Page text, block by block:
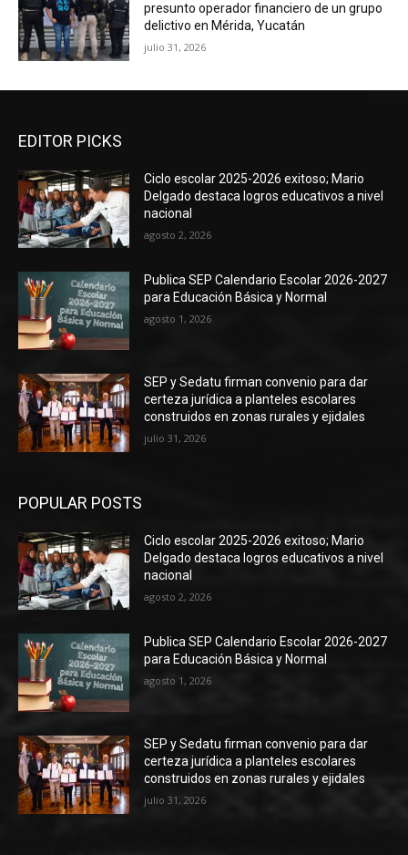
presunto operador financiero de un grupo
delictivo en Mérida, Yucatán
julio 31, 2026
EDITOR PICKS
Ciclo escolar 2025-2026 exitoso; Mario
Delgado destaca logros educativos a nivel
nacional
agosto 2, 2026
Publica SEP Calendario Escolar 2026-2027
para Educación Básica y Normal
agosto 1, 2026
SEP y Sedatu firman convenio para dar
certeza jurídica a planteles escolares
construidos en zonas rurales y ejidales
julio 31, 2026
POPULAR POSTS
Ciclo escolar 2025-2026 exitoso; Mario
Delgado destaca logros educativos a nivel
nacional
agosto 2, 2026
Publica SEP Calendario Escolar 2026-2027
para Educación Básica y Normal
agosto 1, 2026
SEP y Sedatu firman convenio para dar
certeza jurídica a planteles escolares
construidos en zonas rurales y ejidales
julio 31, 2026